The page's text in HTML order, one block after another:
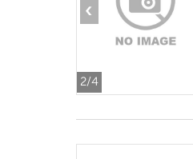
2/4
‹